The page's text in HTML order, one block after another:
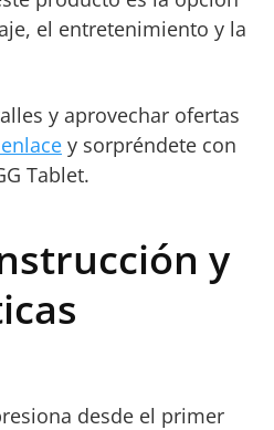
el entretenimiento y la
y aprovechar ofertas
y sorpréndete con
Tablet.
y
desde el primer